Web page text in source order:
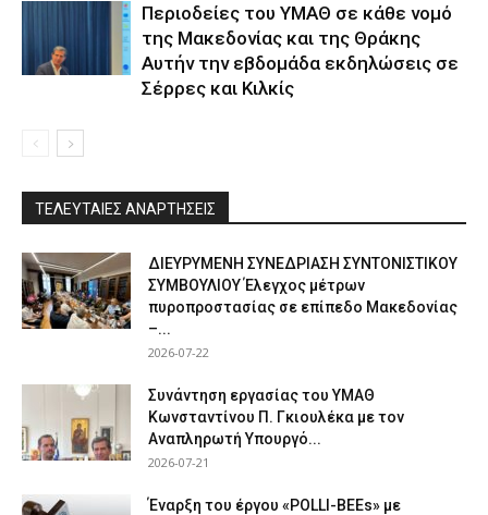
Περιοδείες του ΥΜΑΘ σε κάθε νομό
της Μακεδονίας και της Θράκης
Αυτήν την εβδομάδα εκδηλώσεις σε
Σέρρες και Κιλκίς
ΤΕΛΕΥΤΑΙΕΣ ΑΝΑΡΤΗΣΕΙΣ
ΔΙΕΥΡΥΜΕΝΗ ΣΥΝΕΔΡΙΑΣΗ ΣΥΝΤΟΝΙΣΤΙΚΟΥ
ΣΥΜΒΟΥΛΙΟΥ Έλεγχος μέτρων
πυροπροστασίας σε επίπεδο Μακεδονίας
–...
2026-07-22
Συνάντηση εργασίας του ΥΜΑΘ
Κωνσταντίνου Π. Γκιουλέκα με τον
Αναπληρωτή Υπουργό...
2026-07-21
Έναρξη του έργου «POLLI-BEEs» με